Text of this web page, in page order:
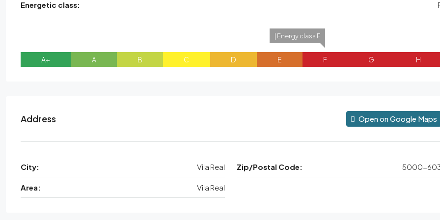
Energetic class:
A+ A B C D E
| Energy class F
F G H
Address Open on Google Maps
City: Vila Real Zip/Postal Code: 5000-
Area: Vila Real